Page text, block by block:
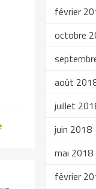
février
octobre
août
juillet
juin 2018
mai 2018
février